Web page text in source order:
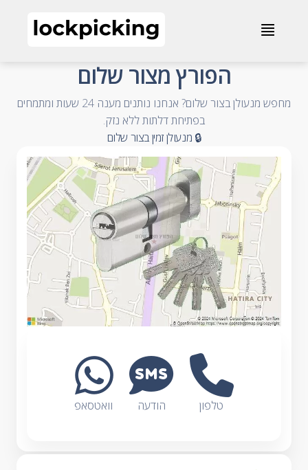
הפורץ מצור שלום - 072-2013043 - מנעולנים און ליין
≣
הפורץ מצור שלום
מחפש מנעולן בצור שלום? אנחנו נותנים מענה 24 שעות ומתמחים
בפתיחת דלתות ללא נזק.
🔒 מנעולן זמין בצור שלום
טלפון הודעה וואטסאפ